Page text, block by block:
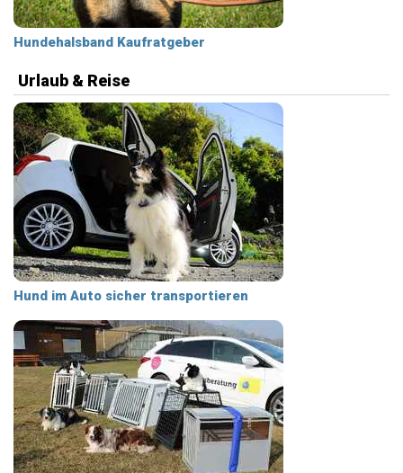
Hundehalsband Kaufratgeber
Urlaub & Reise
Hund im Auto sicher transportieren